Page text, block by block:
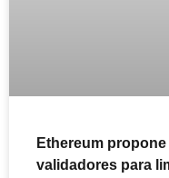
Ethereum
validadores para